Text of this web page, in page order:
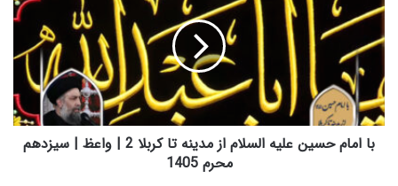
ا
م
ا
ح
س
ی
ن
با امام حسین علیه السلام از مدینه تا کربلا 2 | واعظ | سیزدهم
محرم 1405